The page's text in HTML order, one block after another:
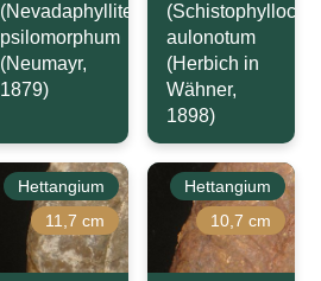
(Nevadaphyllites)
psilomorphum
(Neumayr,
1879)
aulonotum
(Herbich in
Wähner,
1898)
Hettangium
11,7 cm
Hettangium
10,7 cm